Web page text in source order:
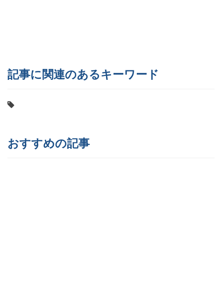
記事に関連のあるキーワード
おすすめの記事